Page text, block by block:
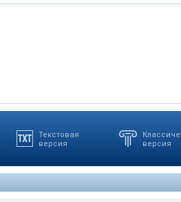
Текстовая
версия
версия
Божественную литургию в